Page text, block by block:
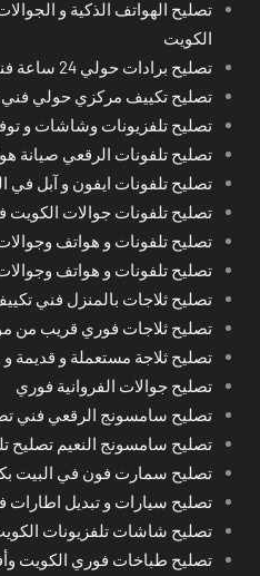
تصليح الهواتف الذكية و
الكويت
تصليح برادات حولي 24 ساعة فني تصليح برادات باكستاني
تصليح تكييف مركزي حولي فني
تصليح تلفزيونات وشاشات و
تصليح تلفونات الرقعي صيانة
تصليح تلفونات ايفون و آبل في
تصليح تلفونات جوالات الكويت
تصليح تلفونات و هواتف
تصليح تلفونات و هواتف
تصليح ثلاجات بالمنزل فني
تصليح ثلاجات فوري قريب من
تصليح ثلاجة مستعملة و قديمة و
تصليح جوالات الفروانية فوري
تصليح سامسونج الرقعي فني
تصليح سامسونج النعيم تصليح
تصليح سمارت فون في البيت بكل
تصليح سيارات و تبديل اطارات في
تصليح شاشات تلفزيونات
تصليح طباخات فوري الكويت